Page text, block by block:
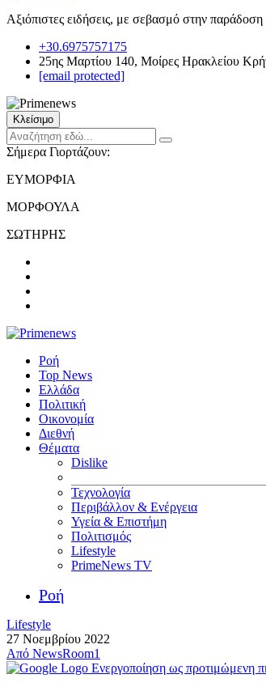
Αξιόπιστες ειδήσεις, με σεβασμό στην
+30.6975757175
25ης Μαρτίου 140, Μοίρες Ηρακλείου
[email protected]
Κλείσιμο
Σήμερα Γιορτάζουν:
ΕΥΜΟΡΦΙΑ
ΜΟΡΦΟΥΛΑ
ΣΩΤΗΡΗΣ
Ροή
Top News
Ελλάδα
Πολιτική
Οικονομία
Διεθνή
Θέματα
Dislike
Τεχνολογία
Περιβάλλον & Ενέργεια
Υγεία & Επιστήμη
Πολιτισμός
Lifestyle
PrimeNews TV
Ροή
Lifestyle
27 Νοεμβρίου 2022
Από NewsRoom1
Ενεργοποίηση ως προτιμώμενη